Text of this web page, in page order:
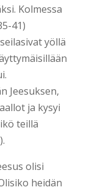
Kolmessa
41)
yöllä
Jeesuksen,
ja kysyi
teillä
olisi
heidän